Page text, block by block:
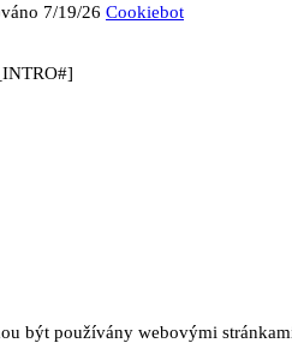
7/19/26 Cookiebot
být používány webovými